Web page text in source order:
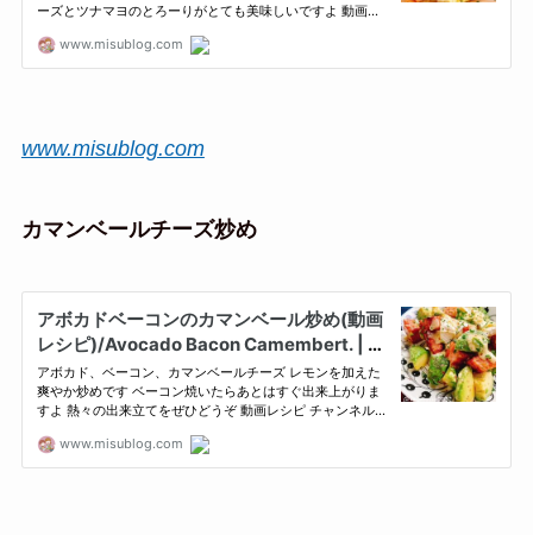
www.misublog.com
カマンベールチーズ炒め